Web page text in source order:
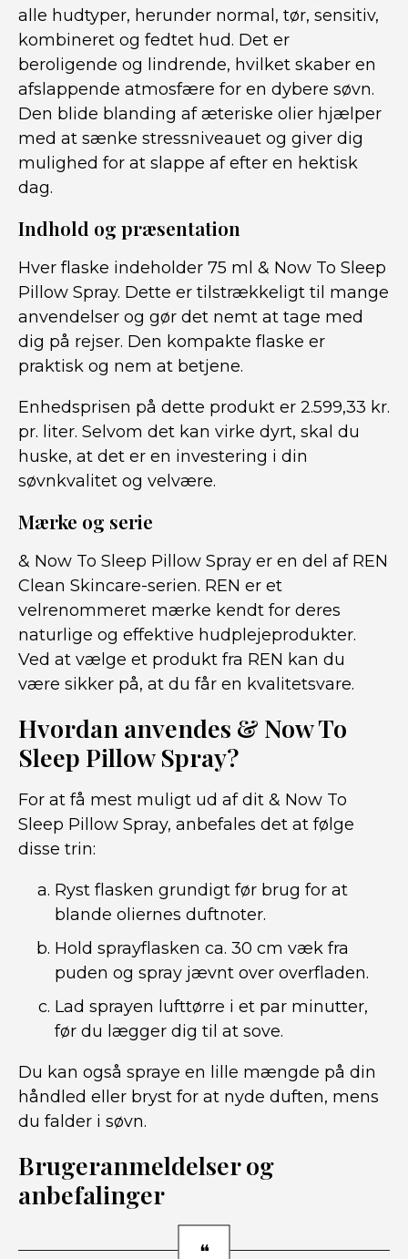
alle hudtyper, herunder normal, tør, sensitiv,
kombineret og fedtet hud. Det er
beroligende og lindrende, hvilket skaber en
afslappende atmosfære for en dybere søvn.
Den blide blanding af æteriske olier hjælper
med at sænke stressniveauet og giver dig
mulighed for at slappe af efter en hektisk
dag.
Indhold og præsentation
Hver flaske indeholder 75 ml & Now To Sleep
Pillow Spray. Dette er tilstrækkeligt til mange
anvendelser og gør det nemt at tage med
dig på rejser. Den kompakte flaske er
praktisk og nem at betjene.
Enhedsprisen på dette produkt er 2.599,33 kr.
pr. liter. Selvom det kan virke dyrt, skal du
huske, at det er en investering i din
søvnkvalitet og velvære.
Mærke og serie
& Now To Sleep Pillow Spray er en del af REN
Clean Skincare-serien. REN er et
velrenommeret mærke kendt for deres
naturlige og effektive hudplejeprodukter.
Ved at vælge et produkt fra REN kan du
være sikker på, at du får en kvalitetsvare.
Hvordan anvendes & Now To
Sleep Pillow Spray?
For at få mest muligt ud af dit & Now To
Sleep Pillow Spray, anbefales det at følge
disse trin:
Ryst flasken grundigt før brug for at
blande oliernes duftnoter.
Hold sprayflasken ca. 30 cm væk fra
puden og spray jævnt over overfladen.
Lad sprayen lufttørre i et par minutter,
før du lægger dig til at sove.
Du kan også spraye en lille mængde på din
håndled eller bryst for at nyde duften, mens
du falder i søvn.
Brugeranmeldelser og
anbefalinger